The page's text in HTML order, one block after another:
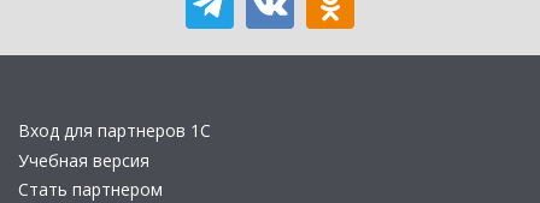
Вход для партнеров 1С
Учебная версия
Стать партнером